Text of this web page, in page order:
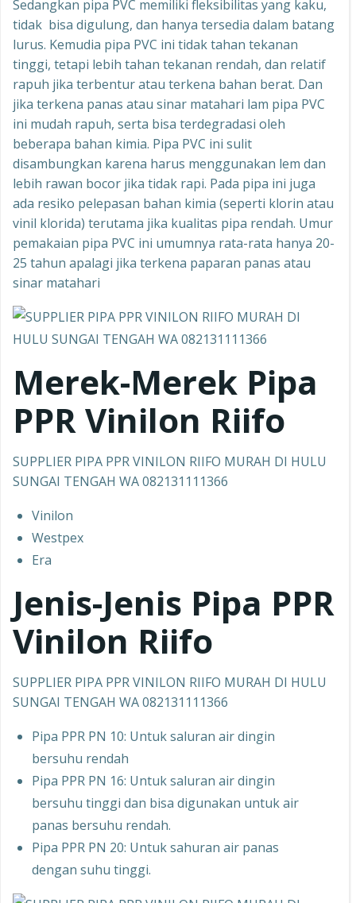
Sedangkan pipa PVC memiliki fleksibilitas yang kaku,
tidak bisa digulung, dan hanya tersedia dalam batang
lurus. Kemudia pipa PVC ini tidak tahan tekanan
tinggi, tetapi lebih tahan tekanan rendah, dan relatif
rapuh jika terbentur atau terkena bahan berat. Dan
jika terkena panas atau sinar matahari lam pipa PVC
ini mudah rapuh, serta bisa terdegradasi oleh
beberapa bahan kimia. Pipa PVC ini sulit
disambungkan karena harus menggunakan lem dan
lebih rawan bocor jika tidak rapi. Pada pipa ini juga
ada resiko pelepasan bahan kimia (seperti klorin atau
vinil klorida) terutama jika kualitas pipa rendah. Umur
pemakaian pipa PVC ini umumnya rata-rata hanya 20-
25 tahun apalagi jika terkena paparan panas atau
sinar matahari
Merek-Merek Pipa
PPRVinilon Riifo
SUPPLIER PIPA PPR VINILON RIIFO MURAH DI HULU
SUNGAI TENGAH WA 082131111366
Vinilon
Westpex
Era
Jenis-Jenis Pipa PPR
Vinilon Riifo
SUPPLIER PIPA PPR VINILON RIIFO MURAH DI HULU
SUNGAI TENGAH WA 082131111366
Pipa PPR PN 10: Untuk saluran air dingin
bersuhu rendah
Pipa PPR PN 16: Untuk saluran air dingin
bersuhu tinggi dan bisa digunakan untuk air
panas bersuhu rendah.
Pipa PPR PN 20: Untuk sahuran air panas
dengan suhu tinggi.